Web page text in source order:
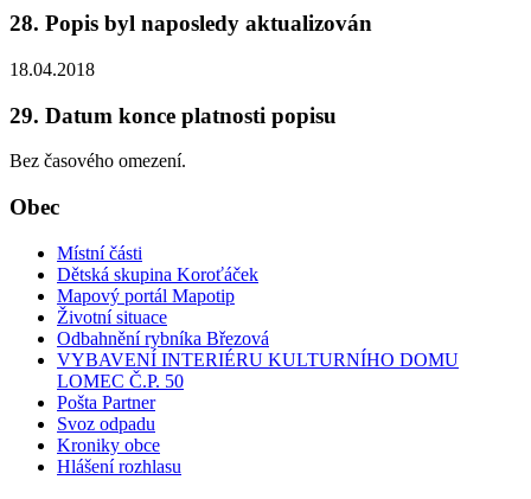
28. Popis byl naposledy aktualizován
18.04.2018
29. Datum konce platnosti popisu
Bez časového omezení.
Obec
Místní části
Dětská skupina Koroťáček
Mapový portál Mapotip
Životní situace
Odbahnění rybníka Březová
VYBAVENÍ INTERIÉRU KULTURNÍHO DOMU
LOMEC Č.P. 50
Pošta Partner
Svoz odpadu
Kroniky obce
Hlášení rozhlasu